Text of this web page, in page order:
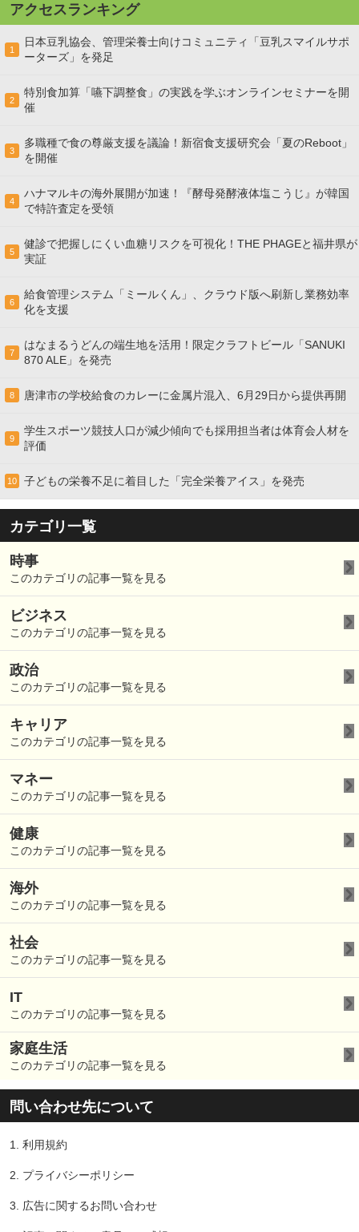
アクセスランキング
1
日本豆乳協会、管理栄養士向けコミュニティ「豆乳スマイルサポ
ーターズ」を発足
2
特別食加算「嚥下調整食」の実践を学ぶオンラインセミナーを開
催
3
多職種で食の尊厳支援を議論！新宿食支援研究会「夏のReboot」
を開催
4
ハナマルキの海外展開が加速！『酵母発酵液体塩こうじ』が韓国
で特許査定を受領
5
健診で把握しにくい血糖リスクを可視化！THE PHAGEと福井県が
実証
6
給食管理システム「ミールくん」、クラウド版へ刷新し業務効率
化を支援
7
はなまるうどんの端生地を活用！限定クラフトビール「SANUKI
870 ALE」を発売
8 唐津市の学校給食のカレーに金属片混入、6月29日から提供再開
9
学生スポーツ競技人口が減少傾向でも採用担当者は体育会人材を
評価
10 子どもの栄養不足に着目した「完全栄養アイス」を発売
カテゴリ一覧
時事
このカテゴリの記事一覧を見る
ビジネス
このカテゴリの記事一覧を見る
政治
このカテゴリの記事一覧を見る
キャリア
このカテゴリの記事一覧を見る
マネー
このカテゴリの記事一覧を見る
健康
このカテゴリの記事一覧を見る
海外
このカテゴリの記事一覧を見る
社会
このカテゴリの記事一覧を見る
IT
このカテゴリの記事一覧を見る
家庭生活
このカテゴリの記事一覧を見る
問い合わせ先について
1. 利用規約
2. プライバシーポリシー
3. 広告に関するお問い合わせ